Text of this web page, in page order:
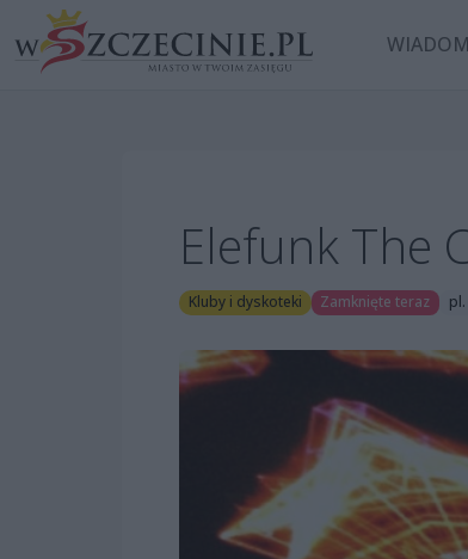
Elefunk The
Kluby i dyskoteki Zamknięte teraz